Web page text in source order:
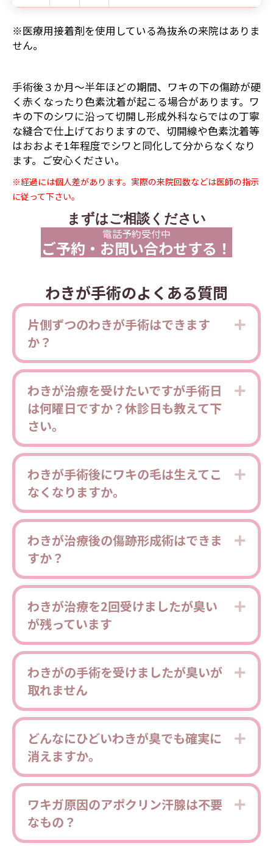
※医療用接着剤を使用している為抜糸の来院はありま
せん。
手術後３か月～半年ほどの期間、ワキの下の傷跡が硬
く赤くなったり色素沈着が起こる場合があります。ワ
キの下のシワに沿って切開し形成外科ならではの丁寧
な縫合で仕上げておりますので、切開線や色素沈着等
はおおよそ1年程度でシワと同化して分からなくなり
ます。ご安心ください。
※経過には個人差があります。実際の来院回数などは医師の指示
に従って下さい。
まずはご相談ください
電話予約受付中
ご予約・お問い合わせする！
わきが手術のよくある質問
片側ずつのわきが手術はできます
か？
わきが治療を受けたいですが手術日
は何曜日ですか？休診日も教えて下
さい。
わきが手術後にワキの毛は生えてこ
なくなりますか。
わきが治療後の傷跡形成術はできま
すか？
わきが治療を2回受けましたが臭い
が残っています
わきがの手術を受けましたが臭いが
取れません
どんなにひどいわきが臭でも確実に
消えますか。
ワキガ原因のアポクリン汗腺は不要
なもの？